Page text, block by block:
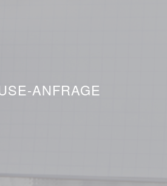
ANFRAGE